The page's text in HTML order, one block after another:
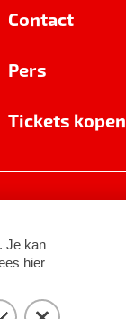
Contact
Pers
Tickets kopen